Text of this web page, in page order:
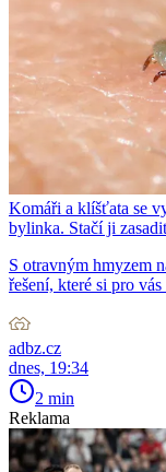
Komáři a klíšťata se
bylinka. Stačí ji
S otravným hmyzem
řešení, které si pro
adbz.cz
dnes, 19:34
2 min
Reklama